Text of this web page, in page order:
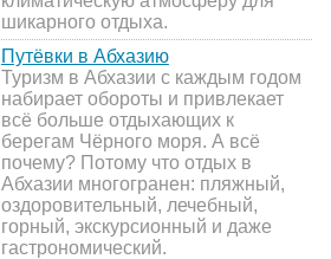
шикарного отдыха.
Путёвки в Абхазию
Туризм в Абхазии с каждым годом
набирает обороты и привлекает
всё больше отдыхающих к
берегам Чёрного моря. А всё
почему? Потому что отдых в
Абхазии многогранен: пляжный,
оздоровительный, лечебный,
горный, экскурсионный и даже
гастрономический.